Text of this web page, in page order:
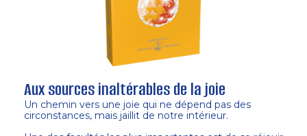
Aux sources inaltérables de la joie
Un chemin vers une joie qui ne dépend pas des
circonstances, mais jaillit de notre intérieur.